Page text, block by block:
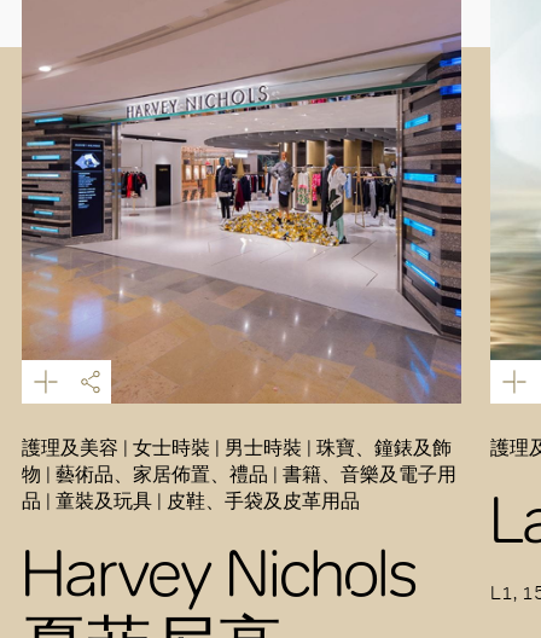
護理及美容 | 女士時裝 | 男士時裝 | 珠寶、鐘錶及飾
物 | 藝術品、家居佈置、禮品 | 書籍、音樂及電子用
品 | 童裝及玩具 | 皮鞋、手袋及皮革用品
Harvey Nichols
護理
L1,